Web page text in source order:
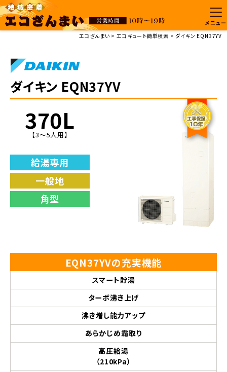
メニュー
エコざんまい
エコキュート簡単検索 ダイキン EQN37YV
ダイキン EQN37YV
370L
【3～5人用】
給湯専用
一般地
角型
EQN37YVの充実機能
スマート貯湯
ターボ沸き上げ
沸き増し能力アップ
あらかじめ霜取り
高圧給湯
（210kPa）